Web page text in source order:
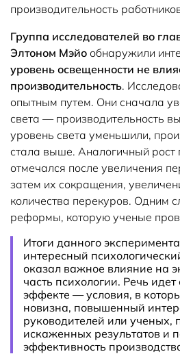
производительность
Группа исследователей во
Элтоном Мэйо обнаружили
уровень освещенности не
производительность.
опытным путем. Они сначала
света — производительность
уровень света уменьшили,
стала выше. Аналогичный рост
отмечался после увеличения
затем их сокращения,
количества перекуров. Одним
реформы, которую ученые
Итоги данного
интересный
оказал важное влияние на
часть психологии. Речь
эффекте — условия, в
новизна, повышенный
руководителей или ученых,
искаженных результатов и
эффективность